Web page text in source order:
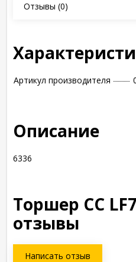
Отзывы (0)
Артикул производителя
Описание
6336
Торшер СС
отзывы
Написать отзыв